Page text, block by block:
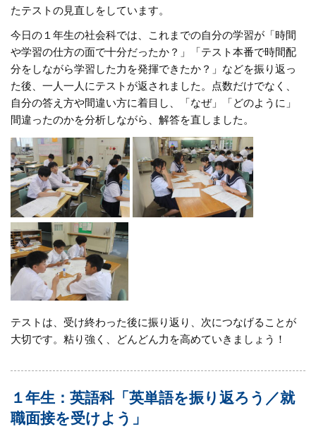
たテストの見直しをしています。
今日の１年生の社会科では、これまでの自分の学習が「時間
や学習の仕方の面で十分だったか？」「テスト本番で時間配
分をしながら学習した力を発揮できたか？」などを振り返っ
た後、一人一人にテストが返されました。点数だけでなく、
自分の答え方や間違い方に着目し、「なぜ」「どのように」
間違ったのかを分析しながら、解答を直しました。
テストは、受け終わった後に振り返り、次につなげることが
大切です。粘り強く、どんどん力を高めていきましょう！
１年生：英語科「英単語を振り返ろう／就
職面接を受けよう」